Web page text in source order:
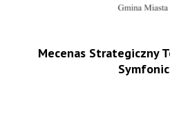
Mecenas Strategiczny